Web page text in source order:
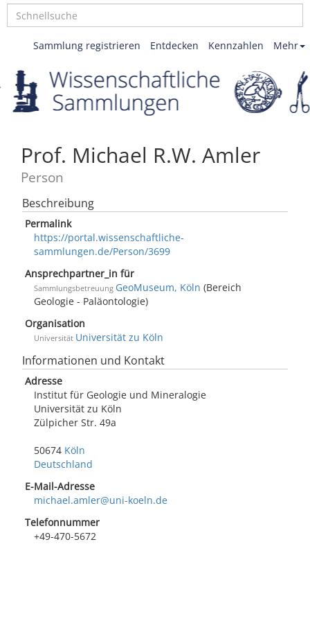
Mehr
Kennzahlen
Entdecken
Sammlung registrieren
Prof. Michael R.W. Amler
Person
Beschreibung
Permalink
https://portal.wissenschaftliche-
sammlungen.de/Person/3699
Ansprechpartner_in für
Sammlungsbetreuung GeoMuseum, Köln (Bereich
Geologie - Paläontologie)
Organisation
Universität Universität zu Köln
Informationen und Kontakt
Adresse
Institut für Geologie und Mineralogie
Universität zu Köln
Zülpicher Str. 49a
50674 Köln
Deutschland
E-Mail-Adresse
michael.amler@uni-koeln.de
Telefonnummer
+49-470-5672